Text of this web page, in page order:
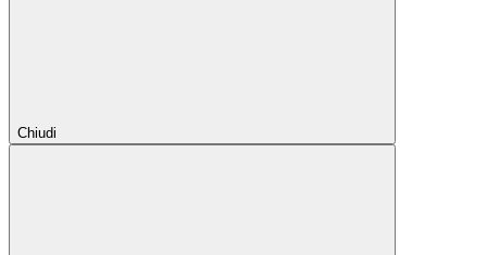
Chiudi